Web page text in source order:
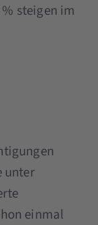
steigen im
unter
einmal